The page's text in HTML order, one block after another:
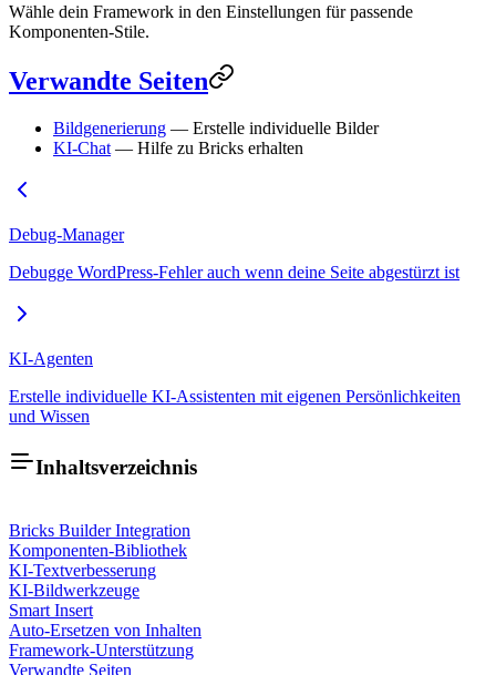
Wähle dein Framework in den Einstellungen für passende
Komponenten-Stile.
Verwandte Seiten
Bildgenerierung — Erstelle individuelle Bilder
KI-Chat — Hilfe zu Bricks erhalten
Debug-Manager
Debugge WordPress-Fehler auch wenn deine Seite abgestürzt ist
KI-Agenten
Erstelle individuelle KI-Assistenten mit eigenen Persönlichkeiten
und Wissen
Inhaltsverzeichnis
Bricks Builder Integration
Komponenten-Bibliothek
KI-Textverbesserung
KI-Bildwerkzeuge
Smart Insert
Auto-Ersetzen von Inhalten
Framework-Unterstützung
Verwandte Seiten